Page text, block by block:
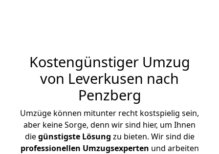
Kostengünstiger Umzug
von Leverkusen nach
Penzberg
Umzüge können mitunter recht kostspielig sein,
aber keine Sorge, denn wir sind hier, um Ihnen
diegünstigste Lösung zu bieten. Wir sind die
professionellen Umzugsexperten und arbeiten